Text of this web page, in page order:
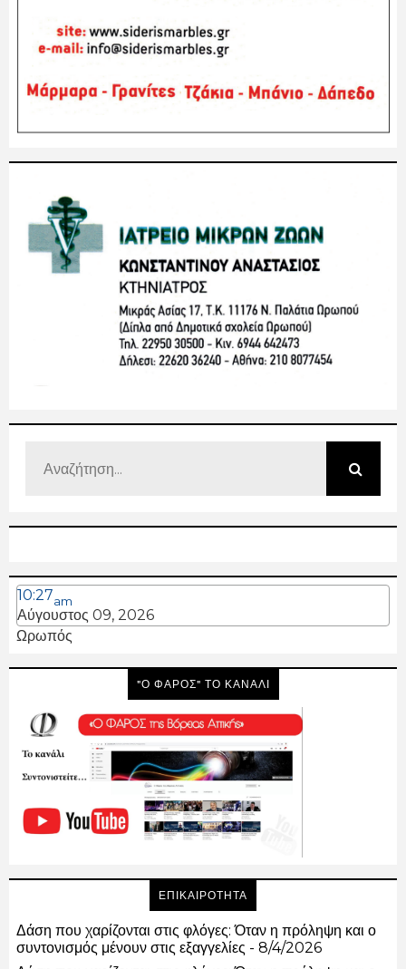
10:27am
Αύγουστος 09, 2026
Ωρωπός
"Ο ΦΑΡΟΣ" ΤΟ ΚΑΝΑΛΙ
ΕΠΙΚΑΙΡΟΤΗΤΑ
Δάση που χαρίζονται στις φλόγες: Όταν η πρόληψη και ο
συντονισμός μένουν στις εξαγγελίες - 8/4/2026